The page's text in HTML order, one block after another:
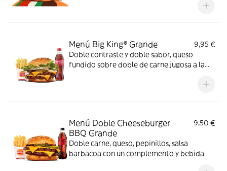
Menú Big King® Grande
9,95 €
Doble contraste y doble sabor, queso
fundido sobre doble de carne jugosa a la
bañados en exquisita salsa Big King entre
Menú Doble Cheeseburger
BBQ Grande
9,50 €
Doble carne, queso, pepinillos, salsa
barbacoa con un complemento y bebida